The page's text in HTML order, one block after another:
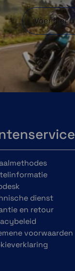
dienst
en retour
voorwaarden